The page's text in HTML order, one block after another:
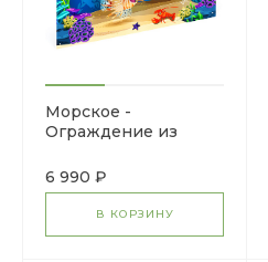
Морское -
Ограждение из
90.17.01-01
6 990 ₽
В КОРЗИНУ